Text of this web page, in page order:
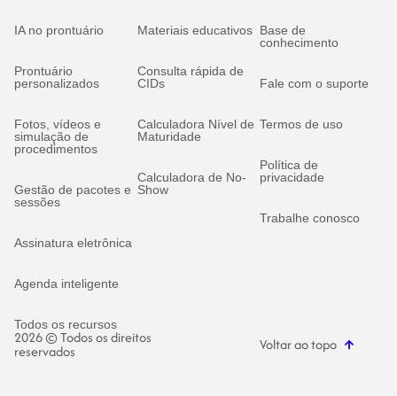
IA no prontuário
Prontuário
personalizados
Fotos, vídeos e
simulação de
procedimentos
Gestão de pacotes e
sessões
Assinatura eletrônica
Agenda inteligente
Todos os recursos
Materiais educativos
Consulta rápida de
CIDs
Calculadora Nível de
Maturidade
Calculadora de No-
Show
Base de
conhecimento
Fale com o suporte
Termos de uso
Política de
privacidade
Trabalhe conosco
2026 © Todos os direitos
reservados Voltar ao topo